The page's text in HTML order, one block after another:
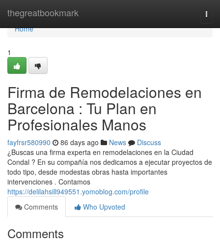
thegreatbookmark
Home
Home
1
Firma de Remodelaciones en
Barcelona : Tu Plan en
Profesionales Manos
fayfrsr580990 86 days ago News
Discuss
¿Buscas una firma experta en remodelaciones en la Ciudad
Condal ? En su compañía nos dedicamos a ejecutar proyectos de
todo tipo, desde modestas obras hasta importantes
intervenciones . Contamos
https://delilahsill949551.yomoblog.com/profile
Comments
Who Upvoted
Comments